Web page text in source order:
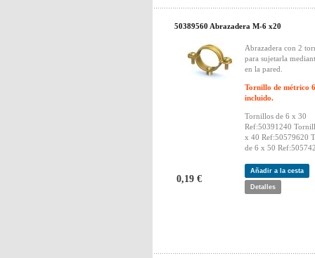
50389560 Abrazadera M-6 x20
Abrazadera con 2
para sujetarla
en la pared.
Tornillo de métrico
incluido.
Tornillos de 6 x 30
Ref:50391240
x 40 Ref:50579620
de 6 x 50
0,19 €
Añadir a la cesta
Detalles